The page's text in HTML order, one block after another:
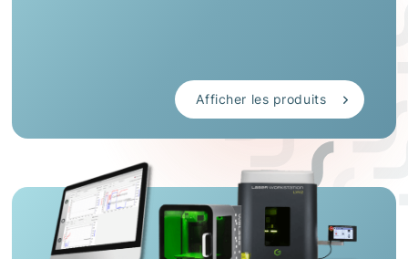
Afficher les produits